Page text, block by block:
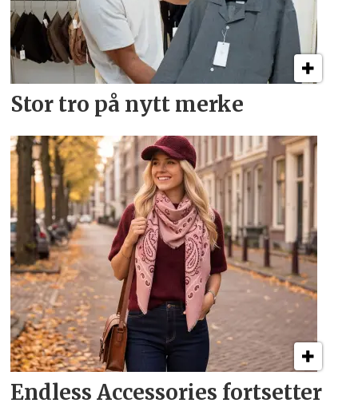
Stor tro på nytt merke
Endless Accessories fortsetter